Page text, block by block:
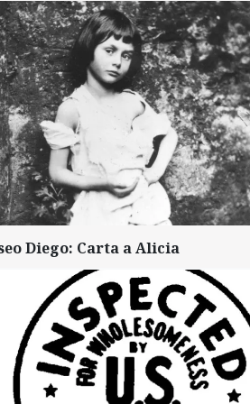
Diego: Carta a Alicia